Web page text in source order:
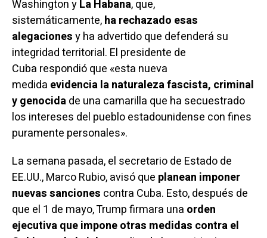
Washington yLa Habana, que,
sistemáticamente,ha rechazado esas
alegacionesy ha advertido que defenderá su
integridad territorial. El presidente de
Cuba respondióque «esta nueva
medida evidencia la naturaleza fascista, criminal
y genocidade una camarilla que ha secuestrado
los intereses del pueblo estadounidense con fines
puramente personales».
La semana pasada, el secretario de Estado de
EE.UU., Marco Rubio,avisóque planean imponer
nuevas sanciones contra Cuba. Esto, después de
que el 1 de mayo, Trumpfirmara una orden
ejecutiva que impone otras medidas contra el